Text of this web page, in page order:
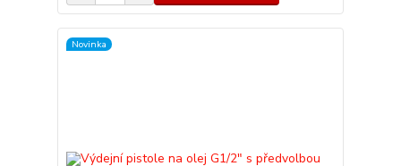
Novinka